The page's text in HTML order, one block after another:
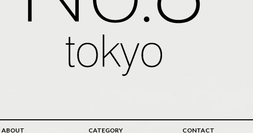
ABOUT CATEGORY CONTACT